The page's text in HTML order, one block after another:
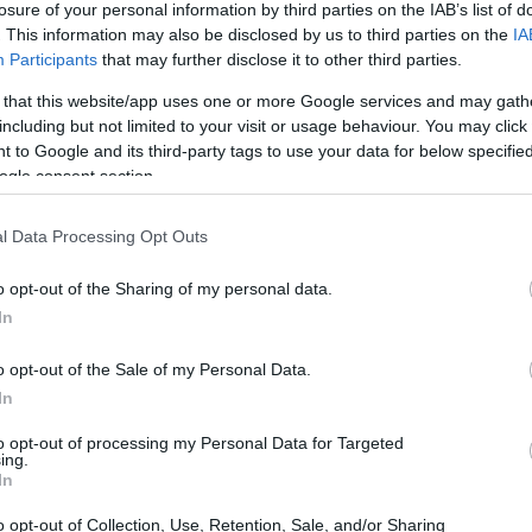
of your personal information by third parties on the IAB’s list of
This information may also be disclosed by us to third parties on the
Participants that may further disclose it to other third parties.
that this website/app uses one or more Google services and may
but not limited to your visit or usage behaviour. You may
to Google and its third-party tags to use your data for below
consent section.
Data Processing Opt Outs
opt-out of the Sharing of my personal data.
opt-out of the Sale of my Personal Data.
opt-out of processing my Personal Data for Targeted
opt-out of Collection, Use, Retention, Sale, and/or Sharing
Interjú Lemezkritika Filmkritika Kultsarok
PODCASTJAI ITT!
FRISS MAGYAR ZENÉK HETENTE!
HAZAI LEMEZEK.
HÁTTÉRBEN IS KÖZÉPPONTBAN.
SOROZATOK.
FASZUNK MEGÁLL! – A
TRÁGÁRKODÁSOK
gyerek pubertáskor és mutálás előtti hangon folyékonyan
mint egy kocsis, az nagy eséllyel már önmagában vicces
tudja, milyen hatékony, ha a 12…